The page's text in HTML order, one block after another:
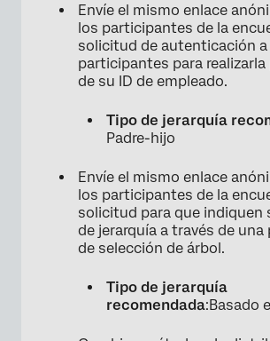
Envíe el mismo enlace
los participantes de la
solicitud de autenticación a
participantes para realizarla
de su ID de empleado.
Tipo de jerarquía
Padre-hijo
Envíe el mismo enlace
los participantes de la
solicitud para que indiquen
de jerarquía a través de una
de selección de árbol.
Tipo de jerarquía
recomendada:Basado